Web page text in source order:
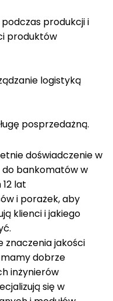
produkcji i
produktów
logistyką
posprzedażną.
doświadczenie w
do bankomatów w
lat
i porażek, aby
klienci i jakiego
znaczenia jakości
dobrze
inżynierów
się w